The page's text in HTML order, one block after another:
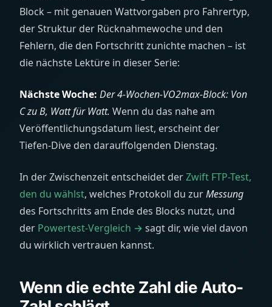
Block – mit genauen Wattvorgaben pro Fahrertyp,
der Struktur der Rücknahmewoche und den
Fehlern, die den Fortschritt zunichte machen – ist
die nächste Lektüre in dieser Serie:
Nächste Woche: Der 4-Wochen-VO2max-Block: Von
C zu B, Watt für Watt. Wenn du das nahe am
Veröffentlichungsdatum liest, erscheint der
Tiefen-Dive den darauffolgenden Dienstag.
In der Zwischenzeit entscheidet derZwift FTP-Test,
den du wählst, welches Protokoll du zurMessung
des Fortschritts am Ende des Blocks nutzt, und
der Powertest-Vergleich → sagt dir, wie viel davon
du wirklich vertrauen kannst.
Wenn die echte Zahl die Auto-